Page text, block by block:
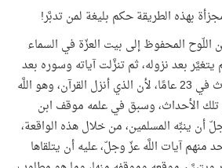
بهذه الطريقة حكم بليغة لمن تدبَّر!
اللّوح المحفوظ إلى بيت العزّة في السماء
بعد نزوله، ثم تنزَّلت آياته وسوره بعد
ذلك منجَّمة بحسب الأحداث في 23 عامًا، لأن الذي أنزل القرآن، وهو اللَّه
الأحداث، وسبق في علمه موقف ابن
أن ينبِّه المسلمين، من خلال هذه الواقعة،
آيات اللَّه عزّ وجلّ، عليه أن يتلقاها